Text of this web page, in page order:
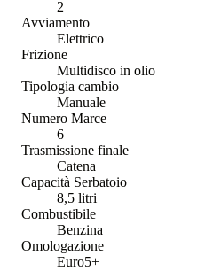
2
Avviamento
Elettrico
Frizione
Multidisco in olio
Tipologia cambio
Manuale
Numero Marce
6
Trasmissione finale
Catena
Capacità Serbatoio
8,5 litri
Combustibile
Benzina
Omologazione
Euro5+